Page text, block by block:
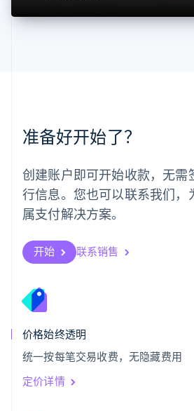
准备好开始了？
创建账户即可开始收款，无需
行信息。您也可以联系我们，
属支付解决方案。
开始 联系销售
价格始终透明
统一按每笔交易收费，无隐藏费用
定价详情
美国
日本
日本語English
SvenskaEnglish
瑞士
DeutschFrançais ItalianoEnglish
塞浦路斯
斯洛伐克
English
English
泰国
ไทย
希腊
English
西班牙
Español
新加坡